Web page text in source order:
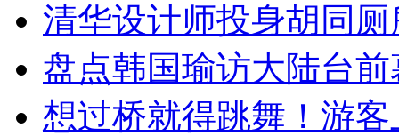
清华设计师投身胡同
盘点韩国瑜访大陆台
想过桥就得跳舞！游客